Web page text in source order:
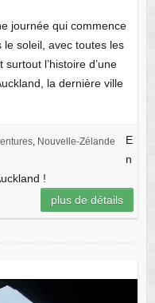
journée qui commence
soleil, avec toutes les
l’histoire d’une
la dernière ville
, Nouvelle-Zélande
E
n
!
plus de détails